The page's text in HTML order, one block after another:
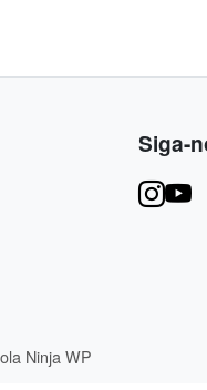
Siga-
Ninja WP